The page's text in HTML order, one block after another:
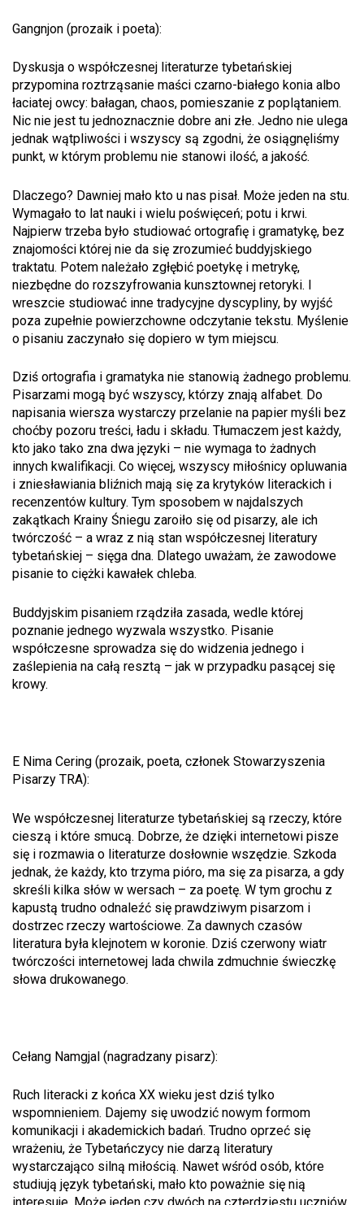
Gangnjon (prozaik i poeta):
Dyskusja o współczesnej literaturze tybetańskiej
przypomina roztrząsanie maści czarno-białego konia albo
łaciatej owcy: bałagan, chaos, pomieszanie z poplątaniem.
Nic nie jest tu jednoznacznie dobre ani złe. Jedno nie ulega
jednak wątpliwości i wszyscy są zgodni, że osiągnęliśmy
punkt, w którym problemu nie stanowi ilość, a jakość.
Dlaczego? Dawniej mało kto u nas pisał. Może jeden na stu.
Wymagało to lat nauki i wielu poświęceń; potu i krwi.
Najpierw trzeba było studiować ortografię i gramatykę, bez
znajomości której nie da się zrozumieć buddyjskiego
traktatu. Potem należało zgłębić poetykę i metrykę,
niezbędne do rozszyfrowania kunsztownej retoryki. I
wreszcie studiować inne tradycyjne dyscypliny, by wyjść
poza zupełnie powierzchowne odczytanie tekstu. Myślenie
o pisaniu zaczynało się dopiero w tym miejscu.
Dziś ortografia i gramatyka nie stanowią żadnego problemu.
Pisarzami mogą być wszyscy, którzy znają alfabet. Do
napisania wiersza wystarczy przelanie na papier myśli bez
choćby pozoru treści, ładu i składu. Tłumaczem jest każdy,
kto jako tako zna dwa języki – nie wymaga to żadnych
innych kwalifikacji. Co więcej, wszyscy miłośnicy opluwania
i zniesławiania bliźnich mają się za krytyków literackich i
recenzentów kultury. Tym sposobem w najdalszych
zakątkach Krainy Śniegu zaroiło się od pisarzy, ale ich
twórczość – a wraz z nią stan współczesnej literatury
tybetańskiej – sięga dna. Dlatego uważam, że zawodowe
pisanie to ciężki kawałek chleba.
Buddyjskim pisaniem rządziła zasada, wedle której
poznanie jednego wyzwala wszystko. Pisanie
współczesne sprowadza się do widzenia jednego i
zaślepienia na całą resztą – jak w przypadku pasącej się
krowy.
E Nima Cering (prozaik, poeta, członek Stowarzyszenia
Pisarzy TRA):
We współczesnej literaturze tybetańskiej są rzeczy, które
cieszą i które smucą. Dobrze, że dzięki internetowi pisze
się i rozmawia o literaturze dosłownie wszędzie. Szkoda
jednak, że każdy, kto trzyma pióro, ma się za pisarza, a gdy
skreśli kilka słów w wersach – za poetę. W tym grochu z
kapustą trudno odnaleźć się prawdziwym pisarzom i
dostrzec rzeczy wartościowe. Za dawnych czasów
literatura była klejnotem w koronie. Dziś czerwony wiatr
twórczości internetowej lada chwila zdmuchnie świeczkę
słowa drukowanego.
Cełang Namgjal (nagradzany pisarz):
Ruch literacki z końca XX wieku jest dziś tylko
wspomnieniem. Dajemy się uwodzić nowym formom
komunikacji i akademickich badań. Trudno oprzeć się
wrażeniu, że Tybetańczycy nie darzą literatury
wystarczająco silną miłością. Nawet wśród osób, które
studiują język tybetański, mało kto poważnie się nią